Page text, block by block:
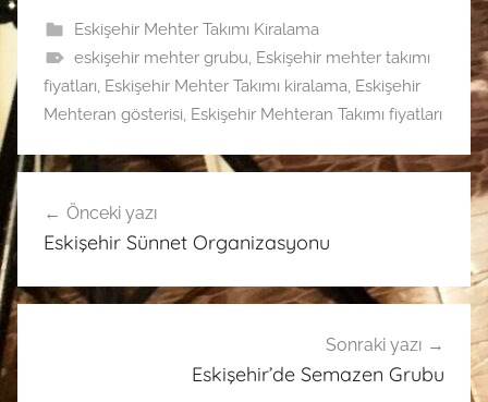
Eskişehir Mehter Takımı Kiralama
eskişehir mehter grubu, Eskişehir mehter takımı
fiyatları, Eskişehir Mehter Takımı kiralama, Eskişehir
Mehteran gösterisi, Eskişehir Mehteran Takımı fiyatları
Yazı
gezinmesi
Önceki yazı
Eskişehir Sünnet Organizasyonu
Sonraki yazı
Eskişehir’de Semazen Grubu